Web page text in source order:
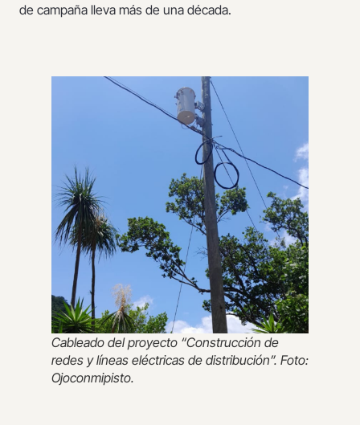
de campaña lleva más de una década.
Cableado del proyecto “Construcción de
redes y líneas eléctricas de distribución”. Foto:
Ojoconmipisto.